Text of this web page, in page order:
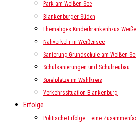
Park am Weißen See
Blankenburger Süden
Ehemaliges Kinderkrankenhaus
Nahverkehr in Weißensee
Sanierung Grundschule am Weißen
Schulsanierungen und Schulneubau
Spielplätze im Wahlkreis
Verkehrssituation Blankenburg
Erfolge
Politische Erfolge – eine